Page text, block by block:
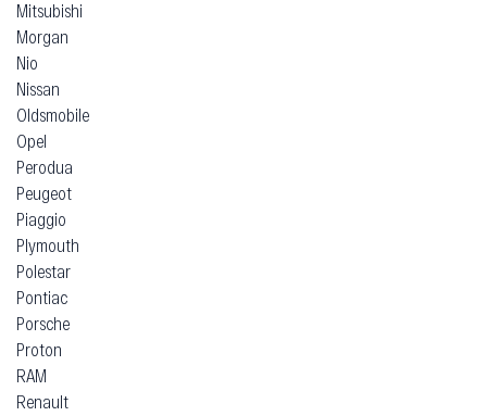
Mitsubishi
Morgan
Nio
Nissan
Oldsmobile
Opel
Perodua
Peugeot
Piaggio
Plymouth
Polestar
Pontiac
Porsche
Proton
RAM
Renault